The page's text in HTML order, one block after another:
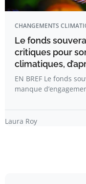
CHANGEMENTS
Le fonds
critiques pour
climatiques,
EN BREF Le fonds
manque
Laura Roy